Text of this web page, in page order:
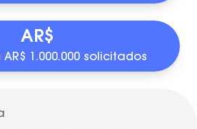
AR$
1.000.000 solicitados